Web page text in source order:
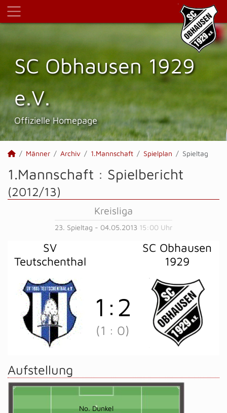
SC Obhausen 1929
e.V.
Offizielle Homepage
Männer Archiv 1.Mannschaft Spielplan Spieltag
1.Mannschaft : Spielbericht
(2012/13)
Kreisliga
23. Spieltag - 04.05.2013 15:00 Uhr
SV
Teutschenthal
SC Obhausen
1929
1 : 2
(1 : 0)
Aufstellung
No. Dunkel